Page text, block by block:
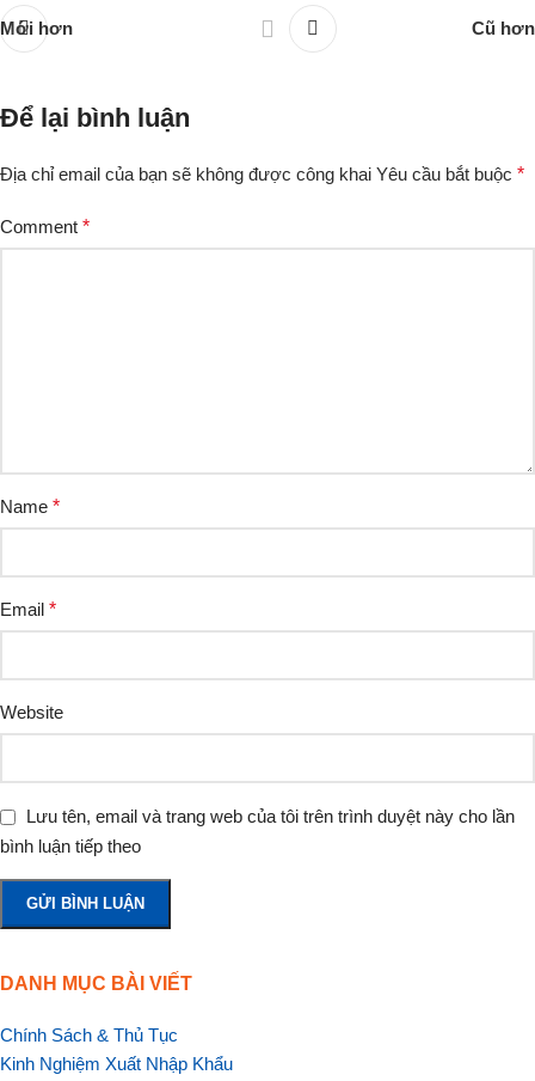
Mới hơn Cũ hơn
Để lại bình luận
Địa chỉ email của bạn sẽ không được công khai Yêu cầu bắt buộc *
Comment *
Name *
Email *
Website
Lưu tên, email và trang web của tôi trên trình duyệt này cho lần
bình luận tiếp theo
DANH MỤC BÀI VIẾT
Chính Sách & Thủ Tục
Kinh Nghiệm Xuất Nhập Khẩu